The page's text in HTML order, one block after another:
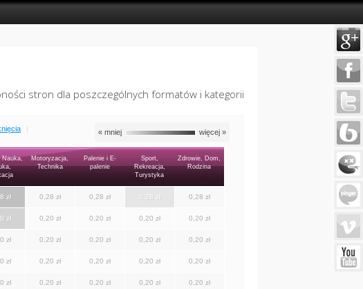
stron dla poszczególnych formatów i kategorii
| « mniej więcej »
Nauka,
Motoryzacja,
Technika
Palenie i E-
palenie
Sport,
Rekreacja,
Turystyka
Zdrowie, Dom,
Rodzina
zł 0,28 zł 0,28 zł 0,28 zł 0,28 zł
zł 0,20 zł 0,20 zł 0,20 zł 0,20 zł
zł 0,20 zł 0,20 zł 0,20 zł 0,20 zł
zł 0,20 zł 0,20 zł 0,20 zł 0,20 zł
zł 0,20 zł 0,20 zł 0,20 zł 0,20 zł